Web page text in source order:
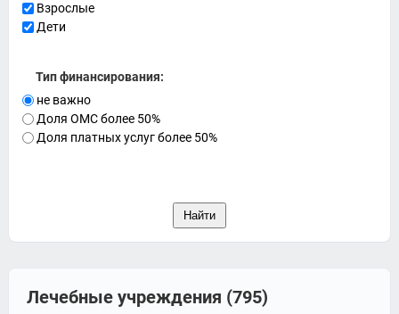
Взрослые
Дети
Тип финансирования:
не важно
Доля ОМС более 50%
Доля платных услуг более 50%
Лечебные учреждения (795)